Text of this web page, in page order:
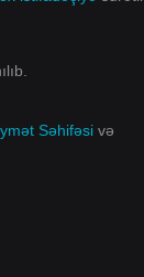
Səhifəsi və